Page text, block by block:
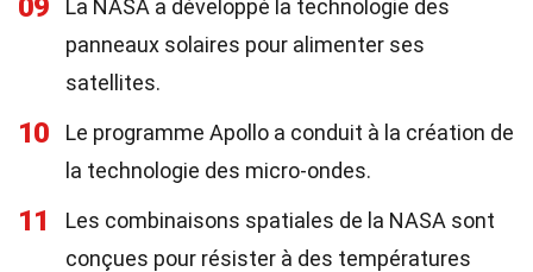
09
La NASA a développé la technologie des
panneaux solaires pour alimenter ses
satellites.
10
Le programme Apollo a conduit à la création de
la technologie des micro-ondes.
11
Les combinaisons spatiales de la NASA sont
conçues pour résister à des températures